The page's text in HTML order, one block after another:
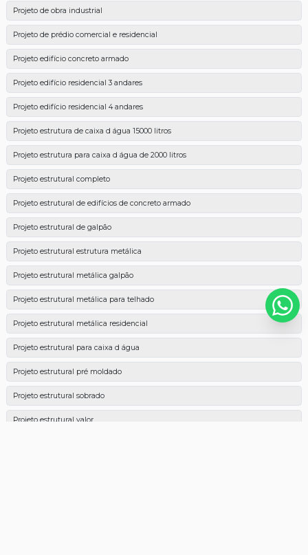
Projeto de obra industrial
Projeto de prédio comercial e residencial
Projeto edifício concreto armado
Projeto edifício residencial 3 andares
Projeto edifício residencial 4 andares
Projeto estrutura de caixa d água 15000 litros
Projeto estrutura para caixa d água de 2000 litros
Projeto estrutural completo
Projeto estrutural de edifícios de concreto armado
Projeto estrutural de galpão
Projeto estrutural estrutura metálica
Projeto estrutural metálica galpão
Projeto estrutural metálica para telhado
Projeto estrutural metálica residencial
Projeto estrutural para caixa d água
Projeto estrutural pré moldado
Projeto estrutural sobrado
Projeto estrutural valor